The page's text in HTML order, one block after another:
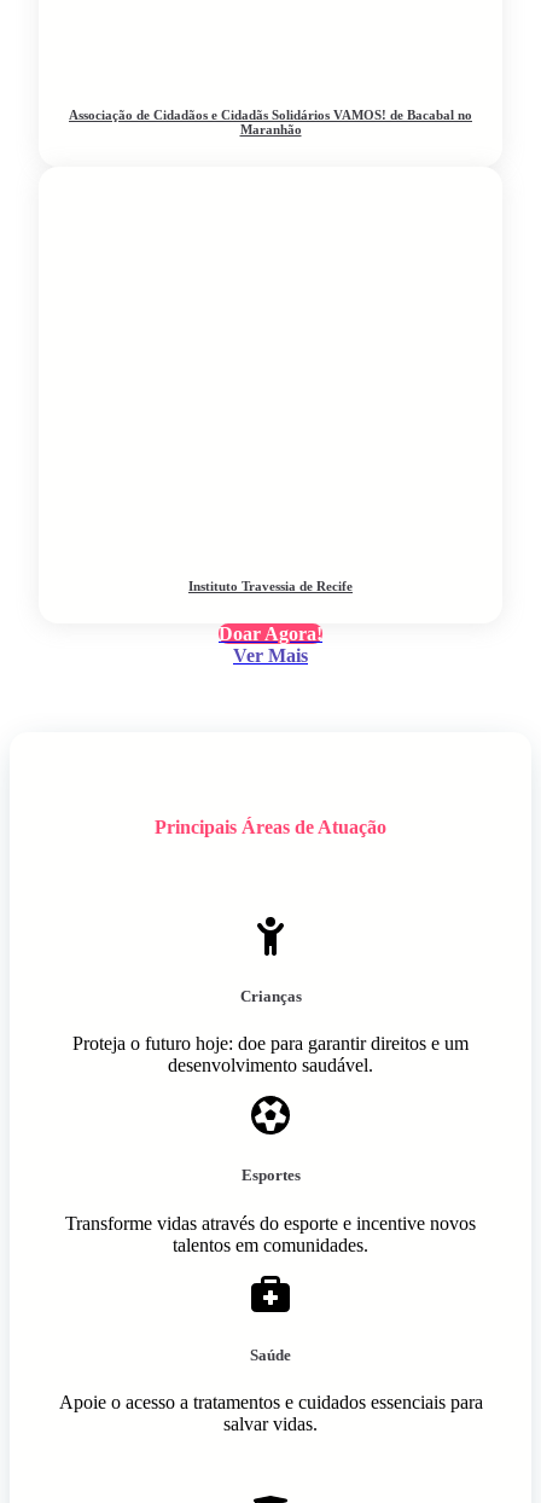
Associação de Cidadãos e Cidadãs Solidários VAMOS! de Bacabal no
Maranhão
Instituto Travessia de Recife
Doar Agora!
Ver Mais
Principais Áreas de Atuação
Crianças
Proteja o futuro hoje: doe para garantir direitos e um
desenvolvimento saudável.
Esportes
Transforme vidas através do esporte e incentive novos
talentos em comunidades.
Saúde
Apoie o acesso a tratamentos e cuidados essenciais para
salvar vidas.